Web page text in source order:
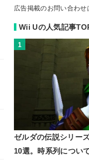
広告掲載のお問い合わせ
Wii Uの人気記事
1
ゼルダの伝説シリー
10選。時系列につい